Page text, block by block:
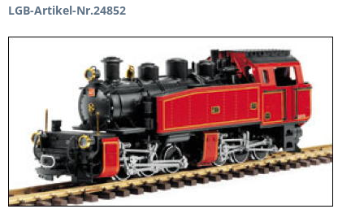
LGB-Artikel-Nr.24852